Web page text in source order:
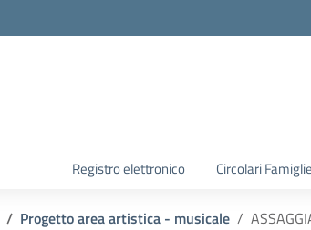
Registro elettronico Circolari Famiglie
Progetto area artistica - musicale